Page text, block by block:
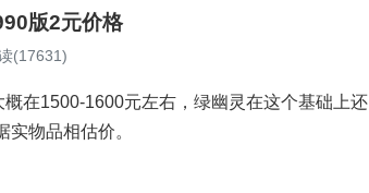
版2元价格
(17631)
在1500-1600元左右，绿幽灵在这个基础上还
物品相估价。